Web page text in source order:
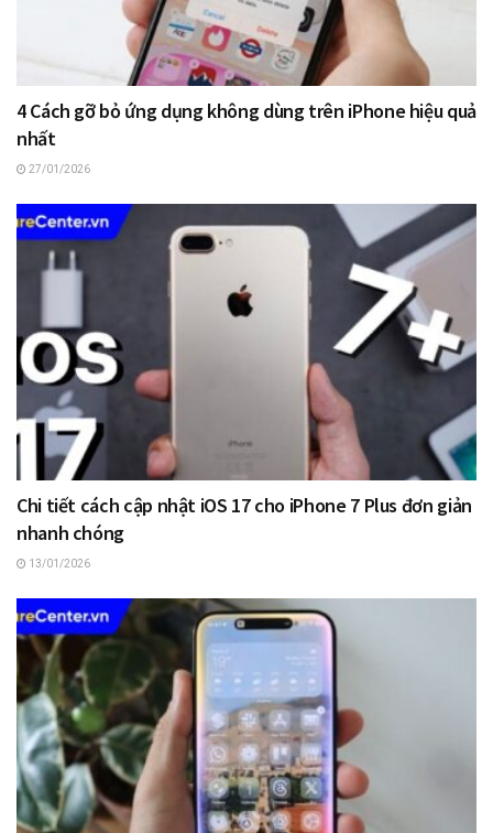
4 Cách gỡ bỏ ứng dụng không dùng trên iPhone hiệu quả
nhất
27/01/2026
Chi tiết cách cập nhật iOS 17 cho iPhone 7 Plus đơn giản
nhanh chóng
13/01/2026